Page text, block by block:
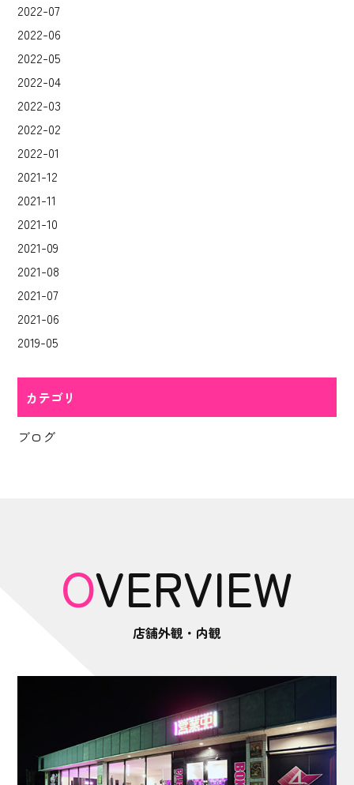
2022-07
2022-06
2022-05
2022-04
2022-03
2022-02
2022-01
2021-12
2021-11
2021-10
2021-09
2021-08
2021-07
2021-06
2019-05
カテゴリ
ブログ
OVERVIEW
店舗外観・内観